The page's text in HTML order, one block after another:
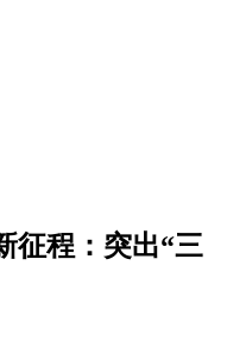
征程：突出“三